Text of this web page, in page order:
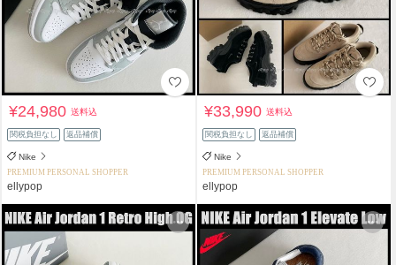
¥24,980送料込
関税負担なし 返品補償
Nike
PREMIUM PERSONAL SHOPPER
ellypop
¥33,990送料込
関税負担なし 返品補償
Nike
PREMIUM PERSONAL SHOPPER
ellypop